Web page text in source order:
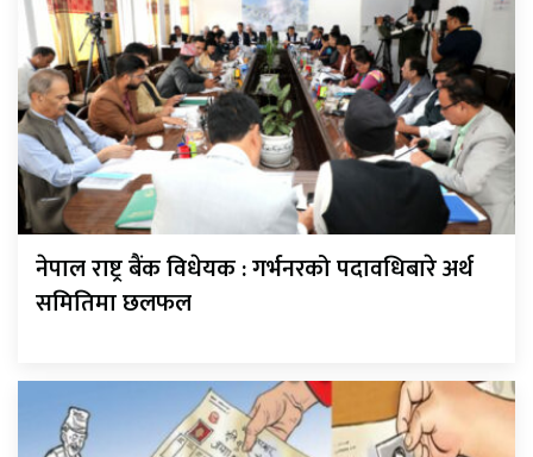
नेपाल राष्ट्र बैंक विधेयक : गर्भनरको पदावधिबारे अर्थ
समितिमा छलफल